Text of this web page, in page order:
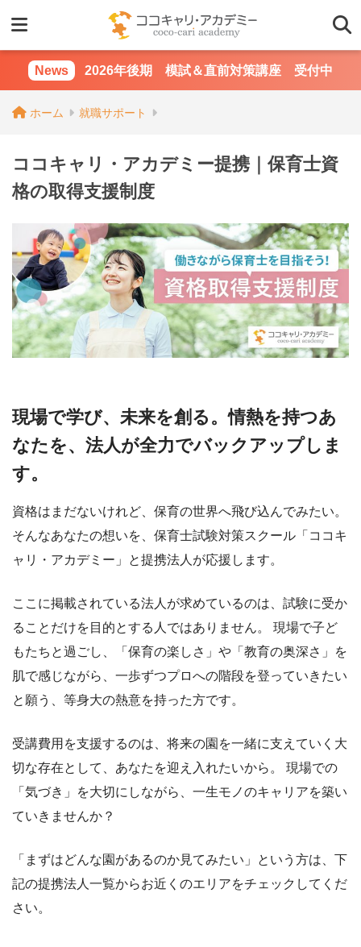
2026年後期 模試＆直前対策講座 受付中
ホーム 就職サポート
ココキャリ・アカデミー提携｜保育士資
格の取得支援制度
現場で学び、未来を創る。情熱を持つあ
なたを、法人が全力でバックアップしま
す。
資格はまだないけれど、保育の世界へ飛び込んでみたい。
そんなあなたの想いを、保育士試験対策スクール「ココキ
ャリ・アカデミー」と提携法人が応援します。
ここに掲載されている法人が求めているのは、試験に受か
ることだけを目的とする人ではありません。 現場で子ど
もたちと過ごし、「保育の楽しさ」や「教育の奥深さ」を
肌で感じながら、一歩ずつプロへの階段を登っていきたい
と願う、等身大の熱意を持った方です。
受講費用を支援するのは、将来の園を一緒に支えていく大
切な存在として、あなたを迎え入れたいから。 現場での
「気づき」を大切にしながら、一生モノのキャリアを築い
ていきませんか？
「まずはどんな園があるのか見てみたい」という方は、下
記の提携法人一覧からお近くのエリアをチェックしてくだ
さい。